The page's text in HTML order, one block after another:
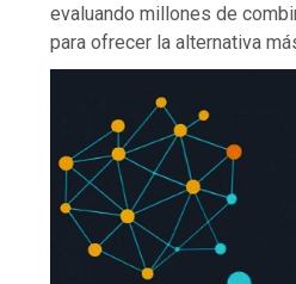
evaluando millones de
para ofrecer la alternativa